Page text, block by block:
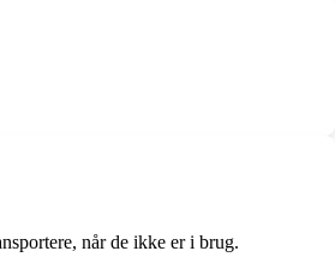
når de ikke er i brug.